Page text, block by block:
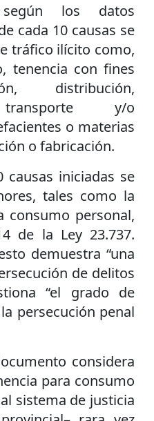
los datos
cada 10 causas se
tráfico ilícito como,
tenencia con fines
distribución,
transporte y/o
o materias
o fabricación.
causas iniciadas se
tales como la
consumo personal,
de la Ley 23.737.
demuestra “una
de delitos
“el grado de
persecución penal
considera
para consumo
sistema de justicia